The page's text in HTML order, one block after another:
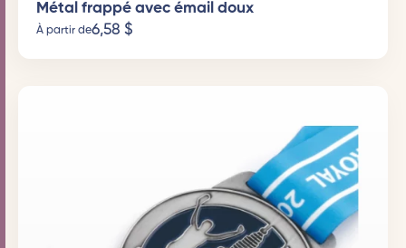
Métal frappé avec émail doux
À partir de6,58 $